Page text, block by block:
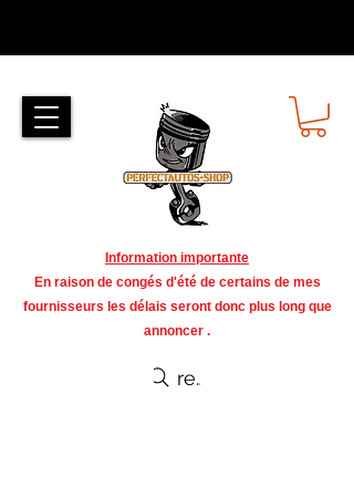
recherche
Information importante
En raison de congés d'été de certains de mes
fournisseurs les délais seront donc plus long que
annoncer .